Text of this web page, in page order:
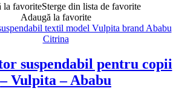
la favoriteSterge din lista de favorite
Adaugă la favorite
suspendabil pentru copii
– Vulpita – Ababu